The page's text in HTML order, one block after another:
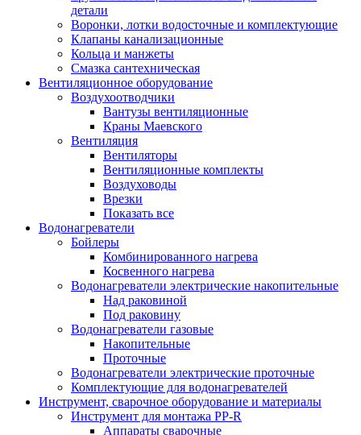
детали
Воронки, лотки водосточные и комплектующие
Клапаны канализационные
Кольца и манжеты
Смазка сантехническая
Вентиляционное оборудование
Воздухоотводчики
Вантузы вентиляционные
Краны Маевского
Вентиляция
Вентиляторы
Вентиляционные комплекты
Воздуховоды
Врезки
Показать все
Водонагреватели
Бойлеры
Комбинированного нагрева
Косвенного нагрева
Водонагреватели электрические накопительные
Над раковиной
Под раковину
Водонагреватели газовые
Накопительные
Проточные
Водонагреватели электрические проточные
Комплектующие для водонагревателей
Инструмент, сварочное оборудование и материалы
Инструмент для монтажа PP-R
Аппараты сварочные